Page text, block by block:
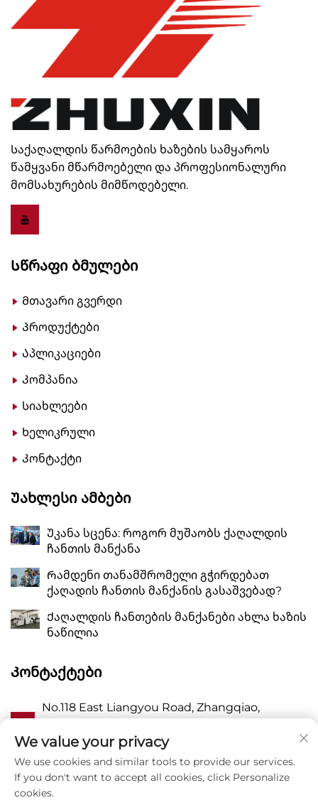
Საქაღალდის წარმოების ხაზების სამყაროს
წამყვანი მწარმოებელი და პროფესიონალური
მომსახურების მიმწოდებელი.
Სწრაფი Ბმულები
Მთავარი გვერდი
Პროდუქტები
Აპლიკაციები
Კომპანია
Სიახლეები
Ხელიკრული
Კონტაქტი
Უახლესი Ამბები
Უკანა სცენა: როგორ მუშაობს ქაღალდის
ჩანთის მანქანა
Რამდენი თანამშრომელი გჭირდებათ
ქაღადის ჩანთის მანქანის გასაშვებად?
Ქაღალდის ჩანთების მანქანები ახლა ხაზის
ნაწილია
Კონტაქტები
Ა
No.118 East Liangyou Road, Zhangqiao,
Wanquan Town, Pingyang, Wenzhou City,
Zhejiang P.R. China 325409
Პ 8615988795434
We value your privacy
We use cookies and similar tools to provide our services.
If you don't want to accept all cookies, click Personalize
cookies.